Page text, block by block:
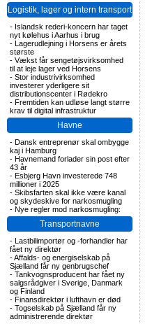
Logistik, lager og intern transport
- Islandsk rederi-koncern har taget
nyt kølehus i Aarhus i brug
- Lagerudlejning i Horsens er årets
største
- Vækst får sengetøjsvirksomhed
til at leje lager ved Horsens
- Stor industrivirksomhed
investerer yderligere sit
distributionscenter i Rødekro
- Fremtiden kan udløse langt større
krav til digital infrastruktur
Havne
- Dansk entreprenør skal ombygge
kaj i Hamburg
- Havnemand forlader sin post efter
43 år
- Esbjerg Havn investerede 748
millioner i 2025
- Skibsfarten skal ikke være kanal
og skydeskive for narkosmugling
- Nye regler mod narkosmugling:
Transportnavne
- Lastbilimportør og -forhandler har
fået ny direktør
-Affalds- og energiselskab på
Sjælland får ny genbrugschef
- Tankvognsproducent har fået ny
salgsrådgiver i Sverige, Danmark
og Finland
- Finansdirektør i lufthavn er død
- Togselskab på Sjælland får ny
administrerende direktør